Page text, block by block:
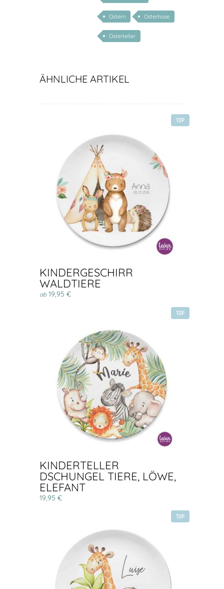
Ostern Osterhase
Osterteller
ÄHNLICHE ARTIKEL
TOP
KINDERGESCHIRR
WALDTIERE
ab19,95 €
TOP
KINDERTELLER
DSCHUNGEL TIERE, LÖWE,
ELEFANT
19,95 €
TOP